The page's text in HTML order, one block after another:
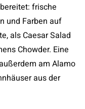
frische
und Farben auf
als Caesar Salad
Chowder. Eine
am Alamo
aus der